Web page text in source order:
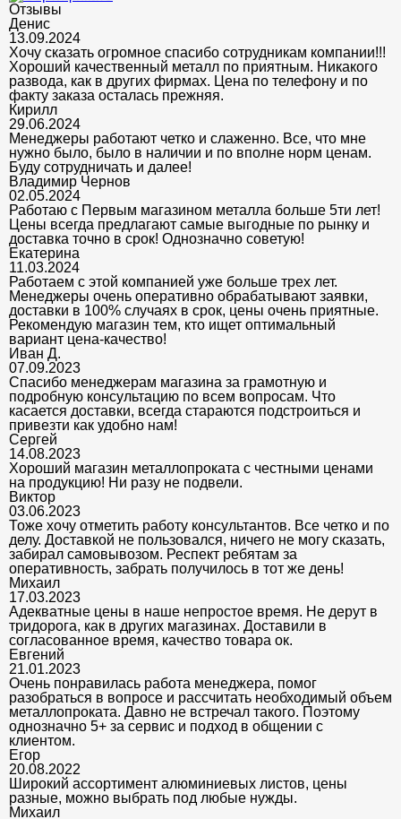
Отзывы
Денис
13.09.2024
Хочу сказать огромное спасибо сотрудникам компании!!!
Хороший качественный металл по приятным. Никакого
развода, как в других фирмах. Цена по телефону и по
факту заказа осталась прежняя.
Кирилл
29.06.2024
Менеджеры работают четко и слаженно. Все, что мне
нужно было, было в наличии и по вполне норм ценам.
Буду сотрудничать и далее!
Владимир Чернов
02.05.2024
Работаю с Первым магазином металла больше 5ти лет!
Цены всегда предлагают самые выгодные по рынку и
доставка точно в срок! Однозначно советую!
Екатерина
11.03.2024
Работаем с этой компанией уже больше трех лет.
Менеджеры очень оперативно обрабатывают заявки,
доставки в 100% случаях в срок, цены очень приятные.
Рекомендую магазин тем, кто ищет оптимальный
вариант цена-качество!
Иван Д.
07.09.2023
Спасибо менеджерам магазина за грамотную и
подробную консультацию по всем вопросам. Что
касается доставки, всегда стараются подстроиться и
привезти как удобно нам!
Сергей
14.08.2023
Хороший магазин металлопроката с честными ценами
на продукцию! Ни разу не подвели.
Виктор
03.06.2023
Тоже хочу отметить работу консультантов. Все четко и по
делу. Доставкой не пользовался, ничего не могу сказать,
забирал самовывозом. Респект ребятам за
оперативность, забрать получилось в тот же день!
Михаил
17.03.2023
Адекватные цены в наше непростое время. Не дерут в
тридорога, как в других магазинах. Доставили в
согласованное время, качество товара ок.
Евгений
21.01.2023
Очень понравилась работа менеджера, помог
разобраться в вопросе и рассчитать необходимый объем
металлопроката. Давно не встречал такого. Поэтому
однозначно 5+ за сервис и подход в общении с
клиентом.
Егор
20.08.2022
Широкий ассортимент алюминиевых листов, цены
разные, можно выбрать под любые нужды.
Михаил